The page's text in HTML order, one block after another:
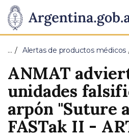
Presidencia
de
Nación
Pasar al contenido principal
… Alertas de productos médicos
ANMAT
unidades
arpón "Suture
FASTak II -